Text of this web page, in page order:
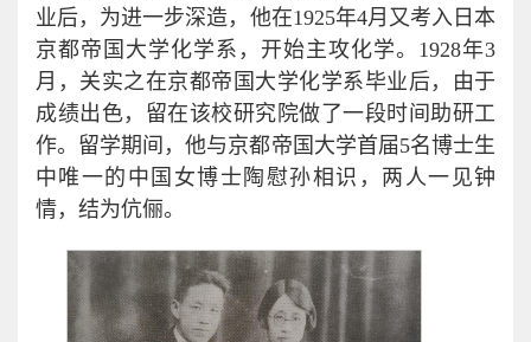
业后，为进一步深造，他在1925年4月又考入日本
京都帝国大学化学系，开始主攻化学。1928年3
月，关实之在京都帝国大学化学系毕业后，由于
成绩出色，留在该校研究院做了一段时间助研工
作。留学期间，他与京都帝国大学首届5名博士生
中唯一的中国女博士陶慰孙相识，两人一见钟
情，结为伉俪。